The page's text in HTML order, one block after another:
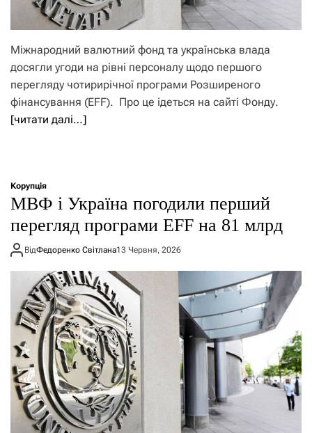
Міжнародний валютний фонд та українська влада
досягли угоди на рівні персоналу щодо першого
перегляду чотирирічної програми Розширеного
фінансування (EFF). Про це ідеться на сайті Фонду.
[читати далі…]
Корупція
МВФ і Україна погодили перший
перегляд програми EFF на 81 млрд
ВідФедоренко Світлана13 Червня, 2026